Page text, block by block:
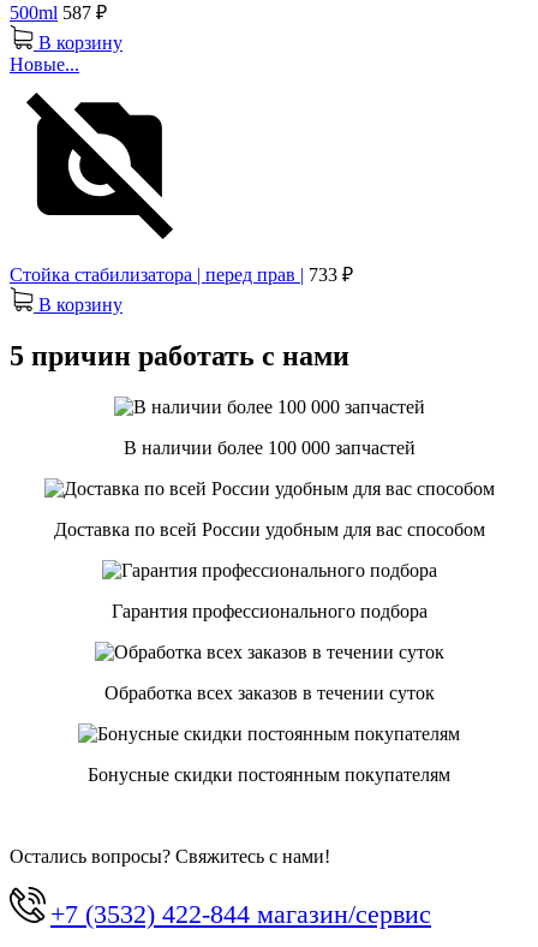
500ml 587 ₽
В корзину
Новые...
Стойка стабилизатора | перед прав | 733 ₽
В корзину
5 причин работать с нами
В наличии более 100 000 запчастей
Доставка по всей России удобным для вас способом
Гарантия профессионального подбора
Обработка всех заказов в течении суток
Бонусные скидки постоянным покупателям
Остались вопросы? Свяжитесь с нами!
+7 (3532) 422-844 магазин/сервис